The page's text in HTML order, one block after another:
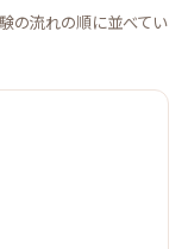
の流れの順に並べてい